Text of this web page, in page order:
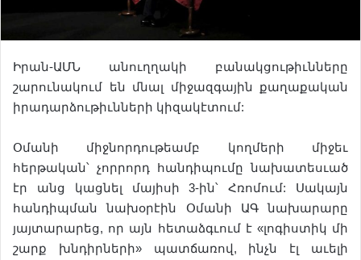
Իրան-ԱՄՆ անուղղակի բանակցութիւնները
շարունակում են մնալ միջազգային քաղաքական
իրադարձութիւնների կիզակէտում:
Օմանի միջնորդութեամբ կողմերի միջեւ
հերթական՝ չորրորդ հանդիպումը նախատեսւած
էր անց կացնել մայիսի 3-ին՝ Հռոմում: Սակայն
հանդիպման նախօրէին Օմանի ԱԳ նախարարը
յայտարարեց, որ այն հետաձգւում է «լոգիստիկ մի
շարք խնդիրների» պատճառով, ինչն էլ աւելի